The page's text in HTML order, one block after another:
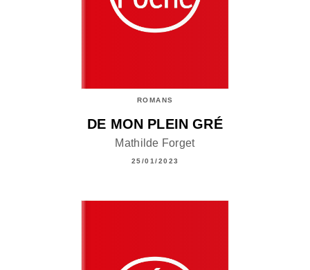
ROMANS
DE MON PLEIN GRÉ
Mathilde Forget
25/01/2023